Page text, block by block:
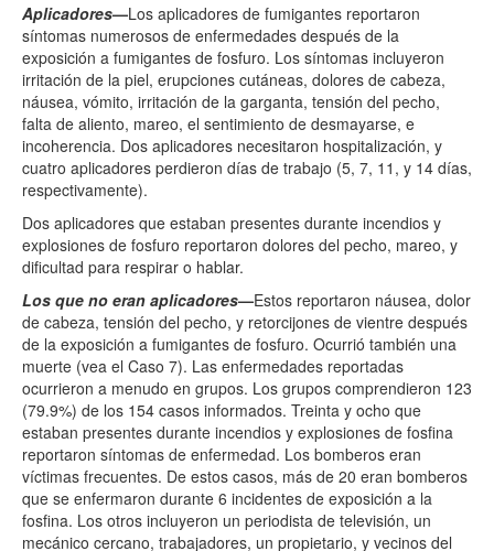
Aplicadores—Los aplicadores de fumigantes reportaron
síntomas numerosos de enfermedades después de la
exposición a fumigantes de fosfuro. Los síntomas incluyeron
irritación de la piel, erupciones cutáneas, dolores de cabeza,
náusea, vómito, irritación de la garganta, tensión del pecho,
falta de aliento, mareo, el sentimiento de desmayarse, e
incoherencia. Dos aplicadores necesitaron hospitalización, y
cuatro aplicadores perdieron días de trabajo (5, 7, 11, y 14 días,
respectivamente).
Dos aplicadores que estaban presentes durante incendios y
explosiones de fosfuro reportaron dolores del pecho, mareo, y
dificultad para respirar o hablar.
Los que no eran aplicadores—Estos reportaron náusea, dolor
de cabeza, tensión del pecho, y retorcijones de vientre después
de la exposición a fumigantes de fosfuro. Ocurrió también una
muerte (vea el Caso 7). Las enfermedades reportadas
ocurrieron a menudo en grupos. Los grupos comprendieron 123
(79.9%) de los 154 casos informados. Treinta y ocho que
estaban presentes durante incendios y explosiones de fosfina
reportaron síntomas de enfermedad. Los bomberos eran
víctimas frecuentes. De estos casos, más de 20 eran bomberos
que se enfermaron durante 6 incidentes de exposición a la
fosfina. Los otros incluyeron un periodista de televisión, un
mecánico cercano, trabajadores, un propietario, y vecinos del